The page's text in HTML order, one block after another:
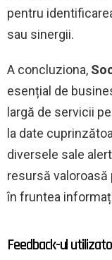
pentru
sau sinergii.
A concluziona,
esențial de
largă de servicii
la date
diversele sale
resursă
în fruntea
Feedback-ul